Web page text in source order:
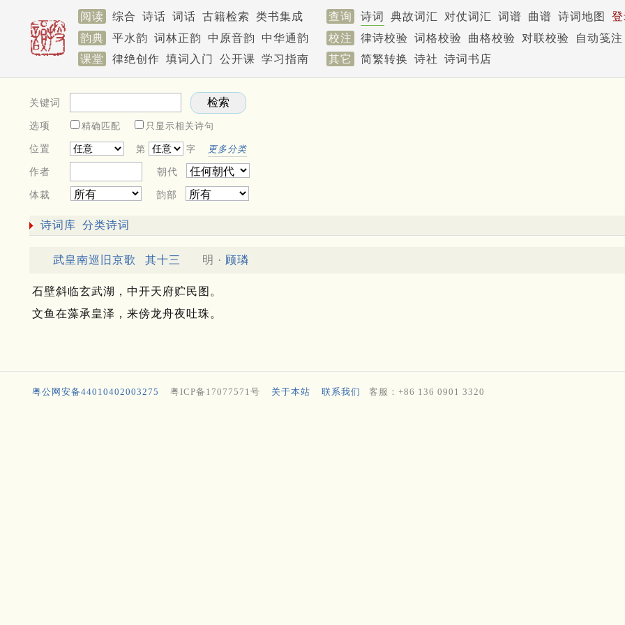
阅读 综合 诗话 词话 古籍检索 类书集成 查询 诗词 典故词汇 对仗词汇 词谱 曲谱 诗词地图
韵典
平水韵 词林正韵 中原音韵 中华通韵 校注 律诗校验 词格校验 曲格校验 对联校验
自动笺注
课堂
律绝创作 填词入门 公开课 学习指南 其它 简繁转换 诗社 诗词书店
关键词
选项 精确匹配 只显示相关诗句
位置 第 字 更多分类
作者 朝代
体裁 韵部
诗词库 分类诗词
武皇南巡旧京歌 其十三 明 · 顾璘
石壁斜临玄武湖，中开天府贮民图。
文鱼在藻承皇泽，来傍龙舟夜吐珠。
粤公网安备44010402003275 粤ICP备17077571号 关于本站 联系我们 客服：+86 136 0901 3320